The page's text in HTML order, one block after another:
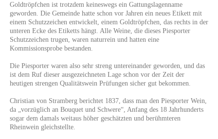
Goldtröpfchen ist trotzdem keineswegs ein Gattungslagenname
geworden. Die Gemeinde hatte schon vor Jahren ein neues Etikett mit
einem Schutzzeichen entwickelt, einem Goldtröpfchen, das rechts in der
unteren Ecke des Etiketts hängt. Alle Weine, die dieses Piesporter
Schutzzeichen trugen, waren naturrein und hatten eine
Kommissionsprobe bestanden.
Die Piesporter waren also sehr streng untereinander geworden, und das
ist dem Ruf dieser ausgezeichneten Lage schon vor der Zeit der
heutigen strengen Qualitätswein Prüfungen sicher gut bekommen.
Christian von Stramberg berichtet 1837, dass man den Piesporter Wein,
da „vorzüglich an Bouquet und Schwere“, Anfang des 18 Jahrhunderts
sogar dem damals weitaus höher geschätzten und berühmteren
Rheinwein gleichstellte.